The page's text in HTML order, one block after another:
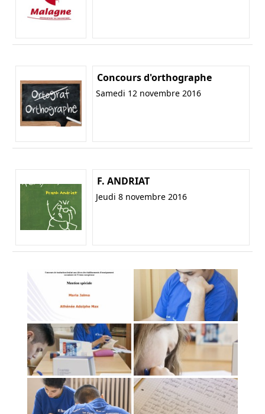
Concours d'orthographe
Samedi 12 novembre 2016
F. ANDRIAT
Jeudi 8 novembre 2016